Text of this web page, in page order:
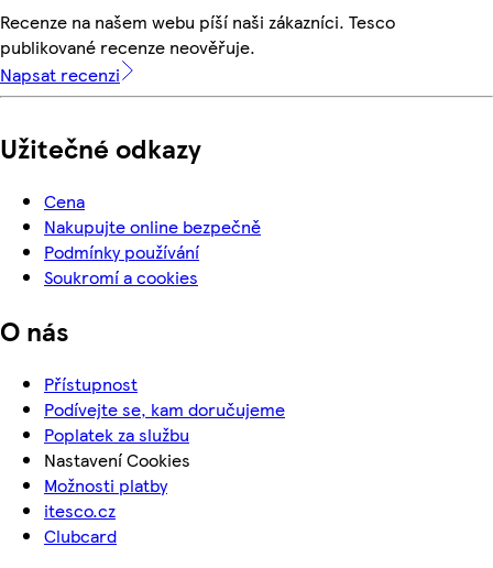
Recenze na našem webu píší naši zákazníci. Tesco
publikované recenze neověřuje.
Napsat recenzi
Užitečné odkazy
Cena
Nakupujte online bezpečně
Podmínky používání
Soukromí a cookies
O nás
Přístupnost
Podívejte se, kam doručujeme
Poplatek za službu
Nastavení Cookies
Možnosti platby
itesco.cz
Clubcard